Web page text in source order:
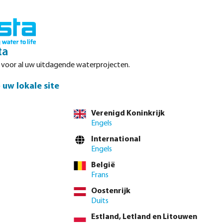
installateurs
voor al uw uitdagende waterprojecten.
uw lokale site
Verenigd Koninkrijk
Engels
International
Engels
België
Frans
Oostenrijk
Duits
Estland, Letland en Litouwen